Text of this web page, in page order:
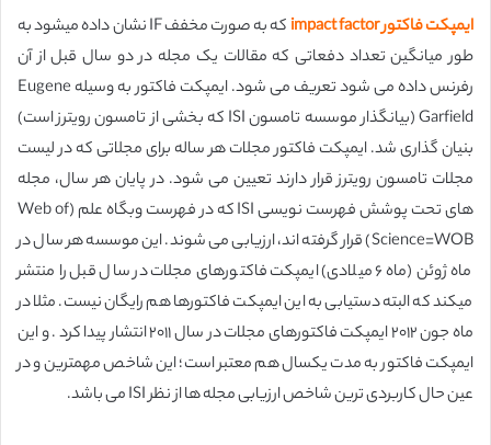
ایمپکت فاکتور impact factor
که به صورت مخفف IF نشان داده میشود به
طور میانگین تعداد دفعاتی که مقالات یک مجله در دو سال قبل از آن
رفرنس داده می شود تعریف می شود. ایمپکت فاکتور به وسیله Eugene
Garfield (بیانگذار موسسه تامسون ISI که بخشی از تامسون رویترز است)
بنیان گذاری شد. ایمپکت فاکتور مجلات هر ساله برای مجلاتی که در لیست
مجلات تامسون رویترز قرار دارند تعیین می شود. در پایان هر سال، مجله
های تحت پوشش فهرست نویسی ISI که در فهرست وبگاه علم (Web of
Science=WOB) قرار گرفته اند، ارزیابی می شوند. این موسسه هر سال در
ماه ژوئن (ماه ۶ میلادی) ایمپکت فاکتورهای مجلات در سال قبل را منتشر
میکند که البته دستیابی به این ایمپکت فاکتورها هم رایگان نیست. مثلا در
ماه جون ۲۰۱۲ ایمپکت فاکتورهای مجلات در سال ۲۰۱۱ انتشار پیدا کرد . و این
ایمپکت فاکتور به مدت یکسال هم معتبر است؛ این شاخص مهمترین و در
عین حال کاربردی ترین شاخص ارزیابی مجله ها از نظر ISI می باشد.